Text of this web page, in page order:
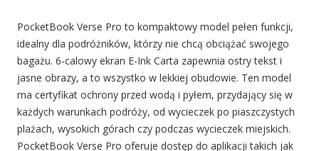
PocketBook Verse Pro to kompaktowy model pełen funkcji,
idealny dla podróżników, którzy nie chcą obciążać swojego
bagażu. 6-calowy ekran E-Ink Carta zapewnia ostry tekst i
jasne obrazy, a to wszystko w lekkiej obudowie. Ten model
ma certyfikat ochrony przed wodą i pyłem, przydający się w
każdych warunkach podróży, od wycieczek po piaszczystych
plażach, wysokich górach czy podczas wycieczek miejskich.
PocketBook Verse Pro oferuje dostęp do aplikacji takich jak